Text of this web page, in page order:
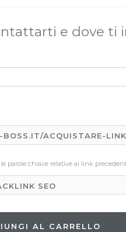
e dove ti
parole chiave relative ai link
AL CARRELLO